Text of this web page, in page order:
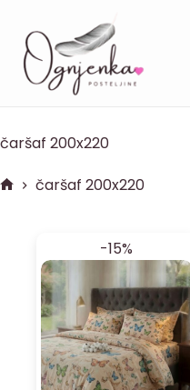
čaršaf 200x220
čaršaf 200x220
-15%